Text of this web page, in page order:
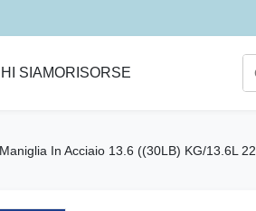
SIAMORISORSE
In Acciaio 13.6 ((30LB) KG/13.6L